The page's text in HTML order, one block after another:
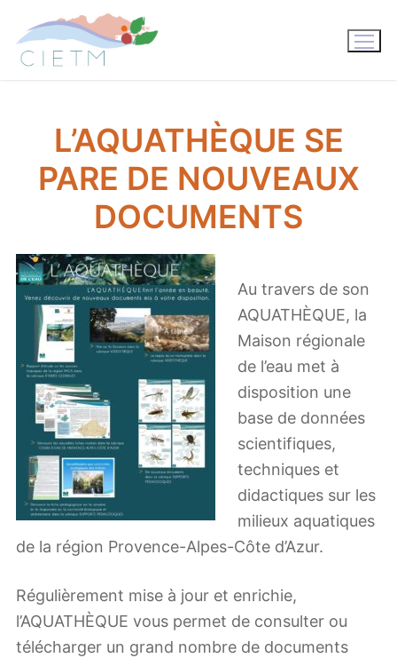
contenu
L’AQUATHÈQUE SE
PARE DE NOUVEAUX
DOCUMENTS
Au travers de son
AQUATHÈQUE, la
Maison régionale
de l’eau met à
disposition une
base de données
scientifiques,
techniques et
didactiques sur les
milieux aquatiques
de la région Provence-Alpes-Côte d’Azur.
Régulièrement mise à jour et enrichie,
l’AQUATHÈQUE vous permet de consulter ou
télécharger un grand nombre de documents